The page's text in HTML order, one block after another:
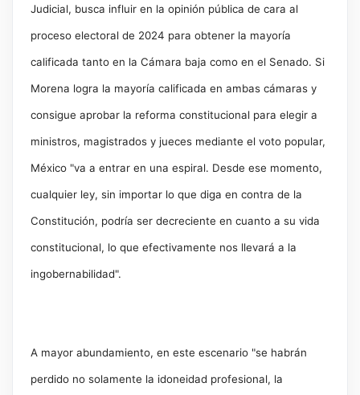
Judicial, busca influir en la opinión pública de cara al
proceso electoral de 2024 para obtener la mayoría
calificada tanto en la Cámara baja como en el Senado. Si
Morena logra la mayoría calificada en ambas cámaras y
consigue aprobar la reforma constitucional para elegir a
ministros, magistrados y jueces mediante el voto popular,
México "va a entrar en una espiral. Desde ese momento,
cualquier ley, sin importar lo que diga en contra de la
Constitución, podría ser decreciente en cuanto a su vida
constitucional, lo que efectivamente nos llevará a la
ingobernabilidad".
A mayor abundamiento, en este escenario "se habrán
perdido no solamente la idoneidad profesional, la